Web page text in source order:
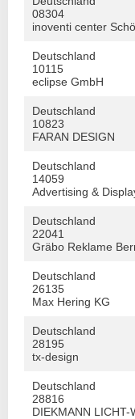
08304
inoventi center
Deutschland
10115
eclipse GmbH
Deutschland
10823
FARAN DESIGN
Deutschland
14059
Advertising &
Deutschland
22041
Gräbo Reklame
Deutschland
26135
Max Hering KG
Deutschland
28195
tx-design
Deutschland
28816
DIEKMANN LICHT-